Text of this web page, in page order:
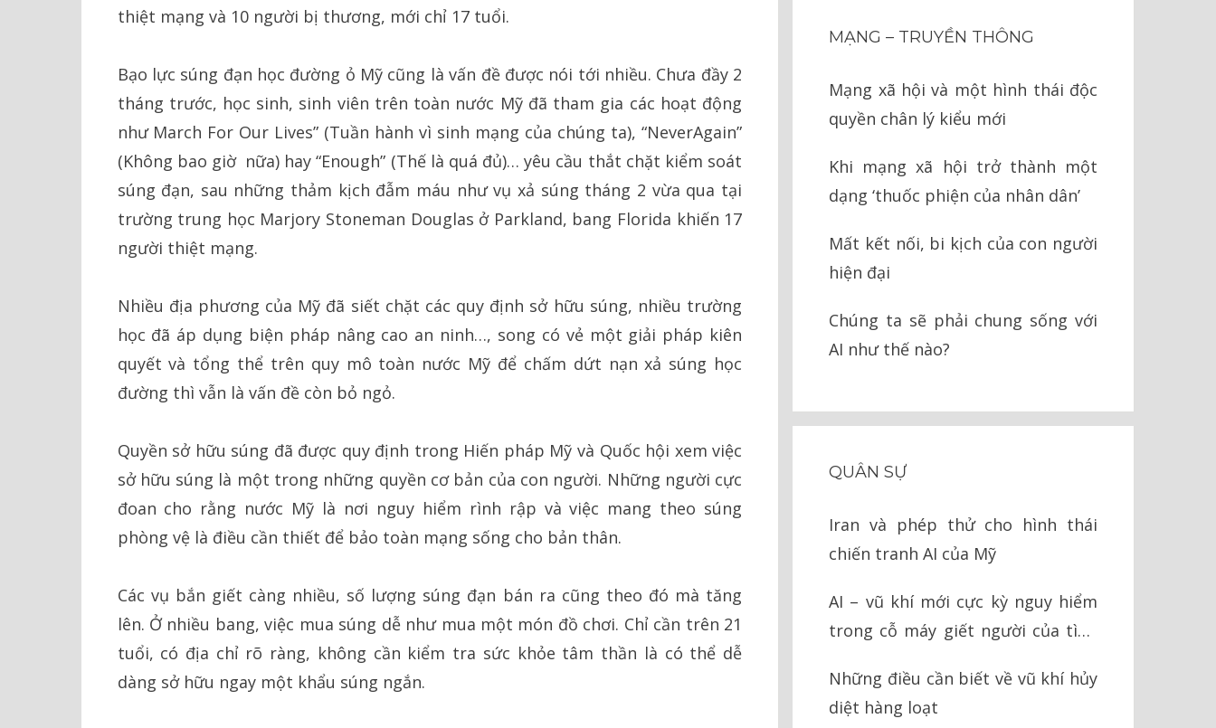
thiệt mạng và 10 người bị thương, mới chỉ 17 tuổi.
Bạo lực súng đạn học đường ỏ Mỹ cũng là vấn đề được nói tới nhiều. Chưa đầy 2
tháng trước, học sinh, sinh viên trên toàn nước Mỹ đã tham gia các hoạt động
như March For Our Lives” (Tuần hành vì sinh mạng của chúng ta), “NeverAgain”
(Không bao giờ nữa) hay “Enough” (Thế là quá đủ)… yêu cầu thắt chặt kiểm soát
súng đạn, sau những thảm kịch đẫm máu như vụ xả súng tháng 2 vừa qua tại
trường trung học Marjory Stoneman Douglas ở Parkland, bang Florida khiến 17
người thiệt mạng.
Nhiều địa phương của Mỹ đã siết chặt các quy định sở hữu súng, nhiều trường
học đã áp dụng biện pháp nâng cao an ninh…, song có vẻ một giải pháp kiên
quyết và tổng thể trên quy mô toàn nước Mỹ để chấm dứt nạn xả súng học
đường thì vẫn là vấn đề còn bỏ ngỏ.
Quyền sở hữu súng đã được quy định trong Hiến pháp Mỹ và Quốc hội xem việc
sở hữu súng là một trong những quyền cơ bản của con người. Những người cực
đoan cho rằng nước Mỹ là nơi nguy hiểm rình rập và việc mang theo súng
phòng vệ là điều cần thiết để bảo toàn mạng sống cho bản thân.
Các vụ bắn giết càng nhiều, số lượng súng đạn bán ra cũng theo đó mà tăng
lên. Ở nhiều bang, việc mua súng dễ như mua một món đồ chơi. Chỉ cần trên 21
tuổi, có địa chỉ rõ ràng, không cần kiểm tra sức khỏe tâm thần là có thể dễ
dàng sở hữu ngay một khẩu súng ngắn.
MẠNG – TRUYỀN THÔNG
Mạng xã hội và một hình thái độc
quyền chân lý kiểu mới
Khi mạng xã hội trở thành một
dạng ‘thuốc phiện của nhân dân’
Mất kết nối, bi kịch của con người
hiện đại
Chúng ta sẽ phải chung sống với
AI như thế nào?
QUÂN SỰ
Iran và phép thử cho hình thái
chiến tranh AI của Mỹ
AI – vũ khí mới cực kỳ nguy hiểm
trong cỗ máy giết người của tình
Những điều cần biết về vũ khí hủy
diệt hàng loạt